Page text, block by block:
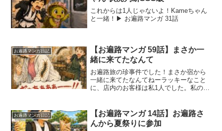
これからは1人じゃないよ！Kameちゃん
と一緒！▶︎ お遍路マンガ 31話
お遍路マンガ日記
【お遍路マンガ 59話】まさか一
緒に来てたなんて
お遍路旅の珍事件でした！まさか宿から
一緒に来てたなんてねーラッキーなこと
に、店内のお客様は私1人でした。私の大
の初日、ムカデと一緒にスタートしまし
た！朝食：Cafe森と山...
お遍路マンガ日記
【お遍路マンガ 14話】お遍路さ
んから夏祭りに参加